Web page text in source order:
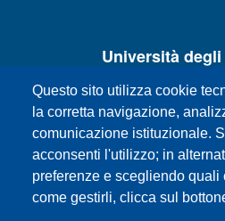
Questo sito utilizza cookie
la corretta navigazione,
comunicazione istituzionale.
acconsenti l'utilizzo; in
preferenze e scegliendo
come gestirli, clicca sul
Università
P.zza S.Marco,
Centralino +39
E-mail:
Posta certificata:
P.IVA/Cod.Fis.